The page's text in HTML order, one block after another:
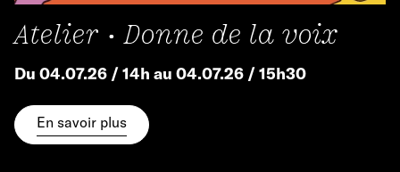
Atelier • Donne de la voix
Du 04.07.26 / 14h au 04.07.26 / 15h30
En savoir plus